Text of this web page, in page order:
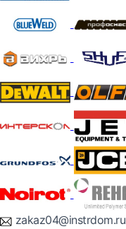
zakaz04@instrdom.ru